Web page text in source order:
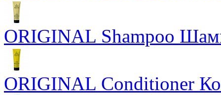
ORIGINAL Shampoo
ORIGINAL Conditioner